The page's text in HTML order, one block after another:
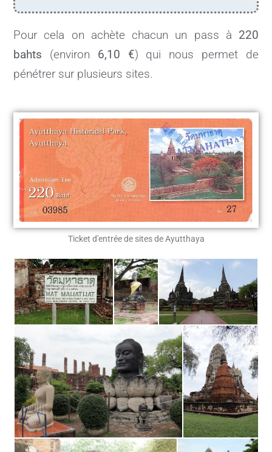
Pour cela on achète chacun un pass à 220
bahts (environ 6,10 €) qui nous permet de
pénétrer sur plusieurs sites.
Ticket d'entrée de sites de Ayutthaya